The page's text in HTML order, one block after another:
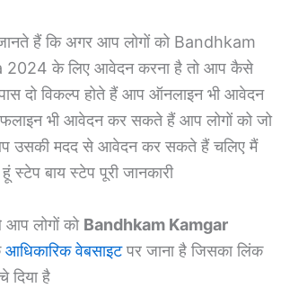
हैं कि अगर आप लोगों को Bandhkam
2024 के लिए आवेदन करना है तो आप कैसे
दो विकल्प होते हैं आप ऑनलाइन भी आवेदन
भी आवेदन कर सकते हैं आप लोगों को जो
उसकी मदद से आवेदन कर सकते हैं चलिए मैं
स्टेप बाय स्टेप पूरी जानकारी
लोगों को Bandhkam Kamgar
आधिकारिक वेबसाइटपर जाना है जिसका लिंक
दिया है